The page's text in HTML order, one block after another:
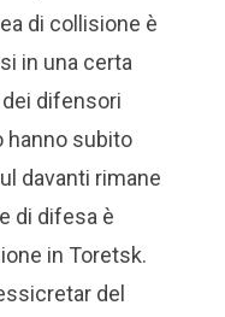
di collisione è
in una certa
difensori
hanno subito
davanti rimane
di difesa è
in Toretsk.
del